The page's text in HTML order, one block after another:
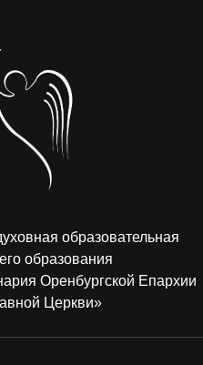
образовательная
образования
Оренбургской Епархии
Церкви»